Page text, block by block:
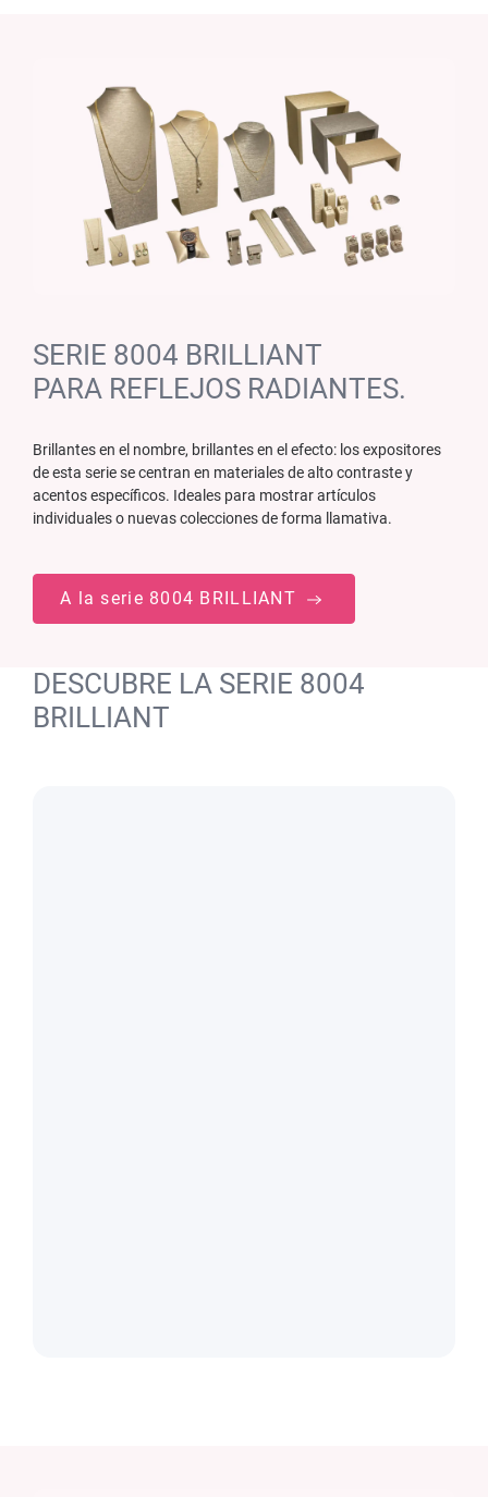
SERIE 8004 BRILLIANT
PARA REFLEJOS RADIANTES.
Brillantes en el nombre, brillantes en el efecto: los expositores
de esta serie se centran en materiales de alto contraste y
acentos específicos. Ideales para mostrar artículos
individuales o nuevas colecciones de forma llamativa.
A la serie 8004 BRILLIANT
DESCUBRE LA SERIE 8004
BRILLIANT